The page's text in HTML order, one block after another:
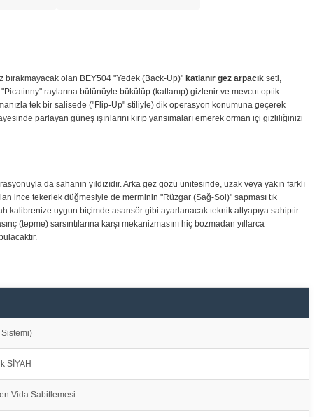
olan BEY504 "Yedek (Back-Up)" katlanır gez arpacık seti,
raylarına bütünüyle bükülüp (katlanıp) gizlenir ve mevcut optik
tek bir salisede ("Flip-Up" stiliyle) dik operasyon konumuna geçerek
parlayan güneş ışınlarını kırıp yansımaları emerek orman içi gizliliğinizi
da sahanın yıldızıdır. Arka gez gözü ünitesinde, uzak veya yakın farklı
ince tekerlek düğmesiyle de merminin "Rüzgar (Sağ-Sol)" sapması tık
kalibrenize uygun biçimde asansör gibi ayarlanacak teknik altyapıya sahiptir.
(tepme) sarsıntılarına karşı mekanizmasını hiç bozmadan yıllarca
Sistemi)
SİYAH
Vida Sabitlemesi